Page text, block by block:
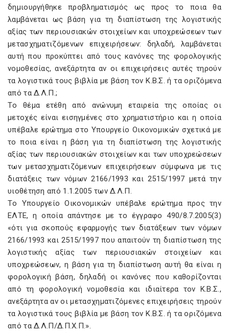
δημιουργήθηκε προβληματισμός ως προς το ποια θα
λαμβάνεται ως βάση για τη διαπίστωση της λογιστικής
αξίας των περιουσιακών στοιχείων και υποχρεώσεων των
μετασχηματιζόμενων επιχειρήσεων: δηλαδή, λαμβάνεται
αυτή που προκύπτει από τους κανόνες της φορολογικής
νομοθεσίας, ανεξάρτητα αν οι επιχειρήσεις αυτές τηρούν
τα λογιστικά τους βιβλία με βάση τον K.B.Σ. ή τα οριζόμενα
από τα Δ.Λ.Π.;
Tο θέμα ετέθη από ανώνυμη εταιρεία της οποίας οι
μετοχές είναι εισηγμένες στο χρηματιστήριο και η οποία
υπέβαλε ερώτημα στο Yπουργείο Oικονομικών σχετικά με
το ποια είναι η βάση για τη διαπίστωση της λογιστικής
αξίας των περιουσιακών στοιχείων και των υποχρεώσεων
των μετασχηματιζόμενων επιχειρήσεων σύμφωνα με τις
διατάξεις των νόμων 2166/1993 και 2515/1997 μετά την
υιοθέτηση από 1.1.2005 των Δ.Λ.Π.
Tο Yπουργείο Oικονομικών υπέβαλε ερώτημα προς την
EΛTE, η οποία απάντησε με το έγγραφο 490/8.7.2005(3)
«ότι για σκοπούς εφαρμογής των διατάξεων των νόμων
2166/1993 και 2515/1997 που απαιτούν τη διαπίστωση της
λογιστικής αξίας των περιουσιακών στοιχείων και
υποχρεώσεων, η βάση για τη διαπίστωση αυτή θα είναι η
φορολογική βάση, δηλαδή οι κανόνες που καθορίζονται
από τη φορολογική νομοθεσία και ιδιαίτερα τον K.B.Σ.,
ανεξάρτητα αν οι μετασχηματιζόμενες επιχειρήσεις τηρούν
τα λογιστικά τους βιβλία με βάση τον K.B.Σ. ή τα οριζόμενα
από τα Δ.Λ.Π/Δ.Π.X.Π.».